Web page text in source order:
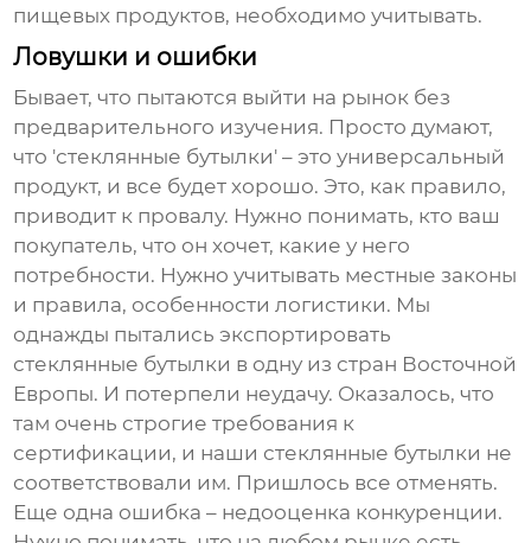
пищевых продуктов, необходимо учитывать.
Ловушки и ошибки
Бывает, что пытаются выйти на рынок без
предварительного изучения. Просто думают,
что 'стеклянные бутылки' – это универсальный
продукт, и все будет хорошо. Это, как правило,
приводит к провалу. Нужно понимать, кто ваш
покупатель, что он хочет, какие у него
потребности. Нужно учитывать местные законы
и правила, особенности логистики. Мы
однажды пытались экспортировать
стеклянные бутылки в одну из стран Восточной
Европы. И потерпели неудачу. Оказалось, что
там очень строгие требования к
сертификации, и наши стеклянные бутылки не
соответствовали им. Пришлось все отменять.
Еще одна ошибка – недооценка конкуренции.